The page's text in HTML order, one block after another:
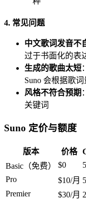
4. 常见问题
中文歌词发音不
过于书面化的表
生成的歌曲太短
Suno 会根据歌
风格不符合预期
关键词
Suno 定价与额度
版本 价格
Basic（免费）
$0
Pro
$10/月
Premier
$30/月